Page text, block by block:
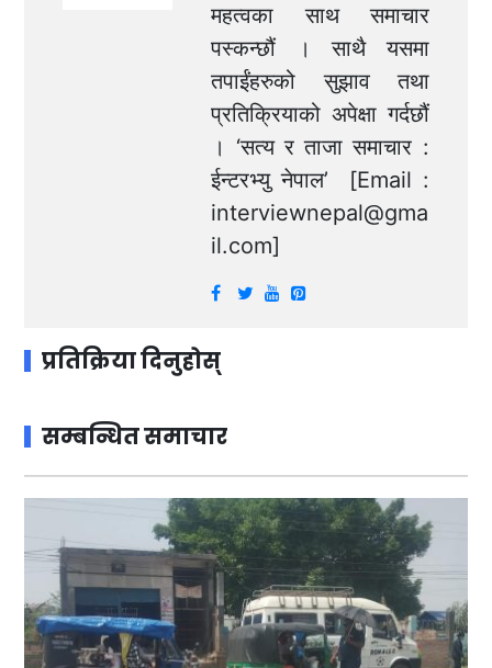
महत्वका साथ समाचार
पस्कन्छौं । साथै यसमा
तपाईंहरुको सुझाव तथा
प्रतिक्रियाको अपेक्षा गर्दछौं
। ‘सत्य र ताजा समाचार :
ईन्टरभ्यु नेपाल’ [Email :
interviewnepal@gma
il.com]
प्रतिक्रिया दिनुहोस्
सम्बन्धित समाचार